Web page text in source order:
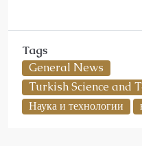
Tags
General News
Turkish Science and
Наука и технологии